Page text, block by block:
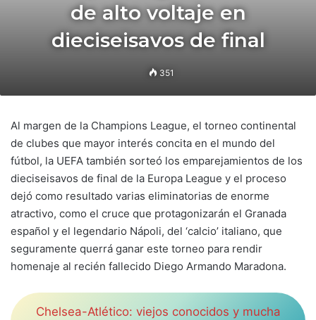
de alto voltaje en
dieciseisavos de final
351
Al margen de la Champions League, el torneo continental
de clubes que mayor interés concita en el mundo del
fútbol, la UEFA también sorteó los emparejamientos de los
dieciseisavos de final de la Europa League y el proceso
dejó como resultado varias eliminatorias de enorme
atractivo, como el cruce que protagonizarán el Granada
español y el legendario Nápoli, del ‘calcio’ italiano, que
seguramente querrá ganar este torneo para rendir
homenaje al recién fallecido Diego Armando Maradona.
Chelsea-Atlético: viejos conocidos y mucha